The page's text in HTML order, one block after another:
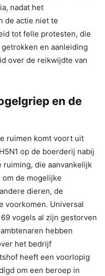
nadat het
de actie niet te
tot felle protesten, die
en aanleiding
over de reikwijdte van
en de
ruimen komt voort uit
op de boerderij nabij
ruiming, die aanvankelijk
de mogelijke
dieren, de
voorkomen. Universal
vogels al zijn gestorven
hebben
het bedrijf
heeft een voorlopig
om een ​​beroep in